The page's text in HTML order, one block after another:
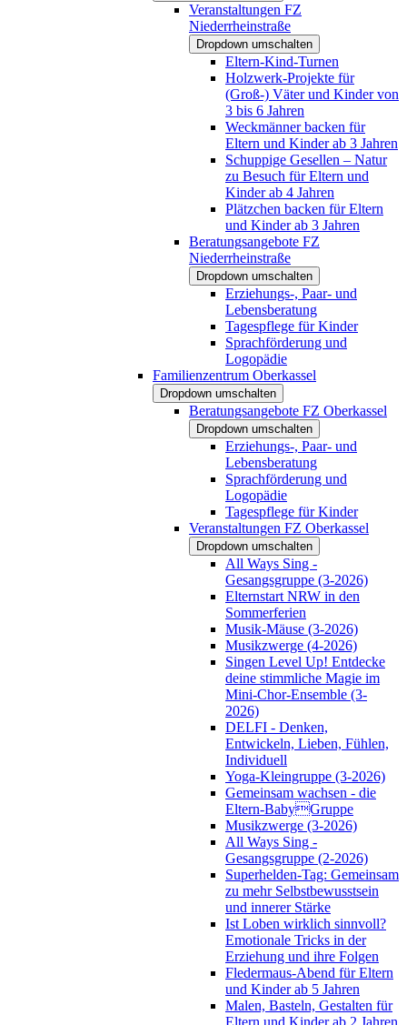
Veranstaltungen FZ
Niederrheinstraße
Dropdown umschalten
Eltern-Kind-Turnen
Holzwerk-Projekte für
(Groß-) Väter und Kinder von
3 bis 6 Jahren
Weckmänner backen für
Eltern und Kinder ab 3 Jahren
Schuppige Gesellen – Natur
zu Besuch für Eltern und
Kinder ab 4 Jahren
Plätzchen backen für Eltern
und Kinder ab 3 Jahren
Beratungsangebote FZ
Niederrheinstraße
Dropdown umschalten
Erziehungs-, Paar- und
Lebensberatung
Tagespflege für Kinder
Sprachförderung und
Logopädie
Familienzentrum Oberkassel
Dropdown umschalten
Beratungsangebote FZ Oberkassel
Dropdown umschalten
Erziehungs-, Paar- und
Lebensberatung
Sprachförderung und
Logopädie
Tagespflege für Kinder
Veranstaltungen FZ Oberkassel
Dropdown umschalten
All Ways Sing -
Gesangsgruppe (3-2026)
Elternstart NRW in den
Sommerferien
Musik-Mäuse (3-2026)
Musikzwerge (4-2026)
Singen Level Up! Entdecke
deine stimmliche Magie im
Mini-Chor-Ensemble (3-
2026)
DELFI - Denken,
Entwickeln, Lieben, Fühlen,
Individuell
Yoga-Kleingruppe (3-2026)
Gemeinsam wachsen - die
Eltern-BabyGruppe
Musikzwerge (3-2026)
All Ways Sing -
Gesangsgruppe (2-2026)
Superhelden-Tag: Gemeinsam
zu mehr Selbstbewusstsein
und innerer Stärke
Ist Loben wirklich sinnvoll?
Emotionale Tricks in der
Erziehung und ihre Folgen
Fledermaus-Abend für Eltern
und Kinder ab 5 Jahren
Malen, Basteln, Gestalten für
Eltern und Kinder ab 2 Jahren